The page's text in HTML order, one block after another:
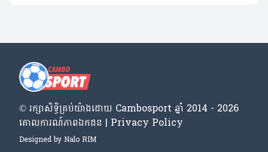
© រក្សា​សិទ្ធិ​គ្រប់​យ៉ាង​ដោយ​ Cambosport ឆ្នាំ 2014 - 2026
គោលការណ៍​ភាព​ឯកជន | Privacy Policy
Designed by Nalo RIM